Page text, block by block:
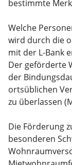
bestimmte
Welche
wird durch die
mit der L-Bank
Der geförderte
der
ortsüblichen
zu überlassen
Die Förderung
besonderen